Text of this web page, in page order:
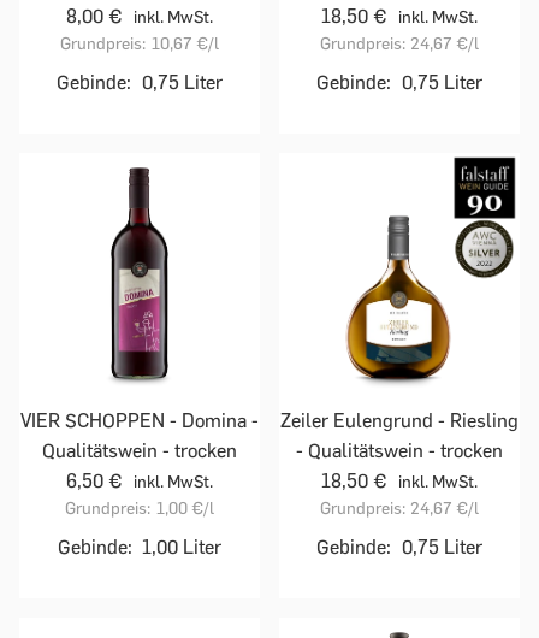
8,00 €
inkl. MwSt.
Grundpreis: 10,67 €/l
Gebinde: 0,75 Liter
18,50 €
inkl. MwSt.
Grundpreis: 24,67 €/l
Gebinde: 0,75 Liter
VIER SCHOPPEN - Domina -
Qualitätswein - trocken
6,50 €
inkl. MwSt.
Grundpreis: 1,00 €/l
Gebinde: 1,00 Liter
Zeiler Eulengrund - Riesling
- Qualitätswein - trocken
18,50 €
inkl. MwSt.
Grundpreis: 24,67 €/l
Gebinde: 0,75 Liter